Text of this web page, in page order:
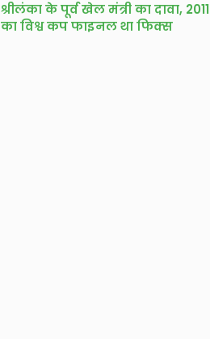
श्रीलंका के पूर्व खेल मंत्री का दावा, 2011
का विश्व कप फाइनल था फिक्स